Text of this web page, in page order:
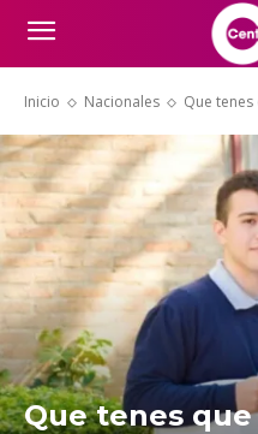
Inicio Nacionales Que tenes
Que tenes